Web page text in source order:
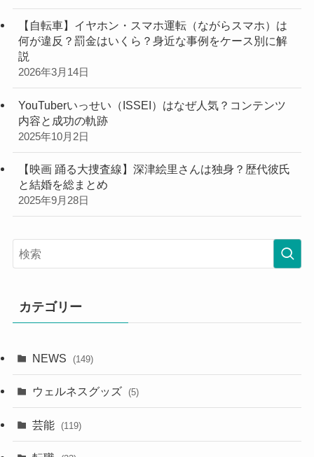
【自転車】イヤホン・スマホ運転（ながらスマホ）は
何が違反？罰金はいくら？身近な事例をケース別に解
説
2026年3月14日
YouTuberいっせい（ISSEI）はなぜ人気？コンテンツ
内容と成功の軌跡
2025年10月2日
【映画 踊る大捜査線】深津絵里さんは独身？歴代彼氏
と結婚を総まとめ
2025年9月28日
カテゴリー
NEWS (149)
ウェルネスグッズ (5)
芸能 (119)